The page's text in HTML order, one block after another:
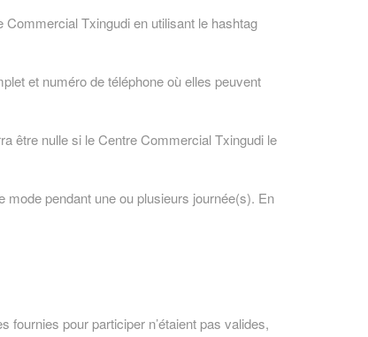
Txingudi en utilisant le hashtag
et numéro de téléphone où elles peuvent
être nulle si le Centre Commercial Txingudi le
pendant une ou plusieurs journée(s). En
fournies pour participer n’étaient pas valides,